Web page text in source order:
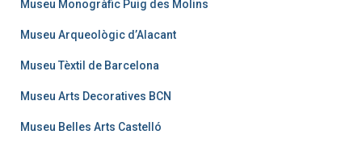
Museu Monogràfic Puig des Molins
Museu Arqueològic d’Alacant
Museu Tèxtil de Barcelona
Museu Arts Decoratives BCN
Museu Belles Arts Castelló